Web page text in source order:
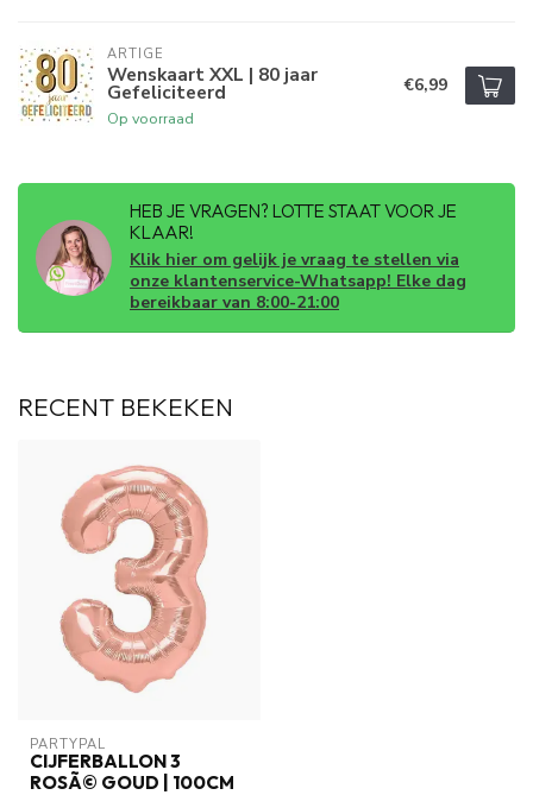
ARTIGE
Wenskaart XXL | 80 jaar
Gefeliciteerd
Op voorraad
€6,99
HEB JE VRAGEN? LOTTE STAAT VOOR JE
KLAAR!
Klik hier om gelijk je vraag te stellen via
onze klantenservice-Whatsapp! Elke dag
bereikbaar van 8:00-21:00
RECENT BEKEKEN
PARTYPAL
CIJFERBALLON 3
ROSÃ© GOUD | 100CM